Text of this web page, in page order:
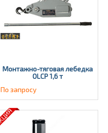
Монтажно-тяговая лебедка
OLCP 1,6 т
По запросу